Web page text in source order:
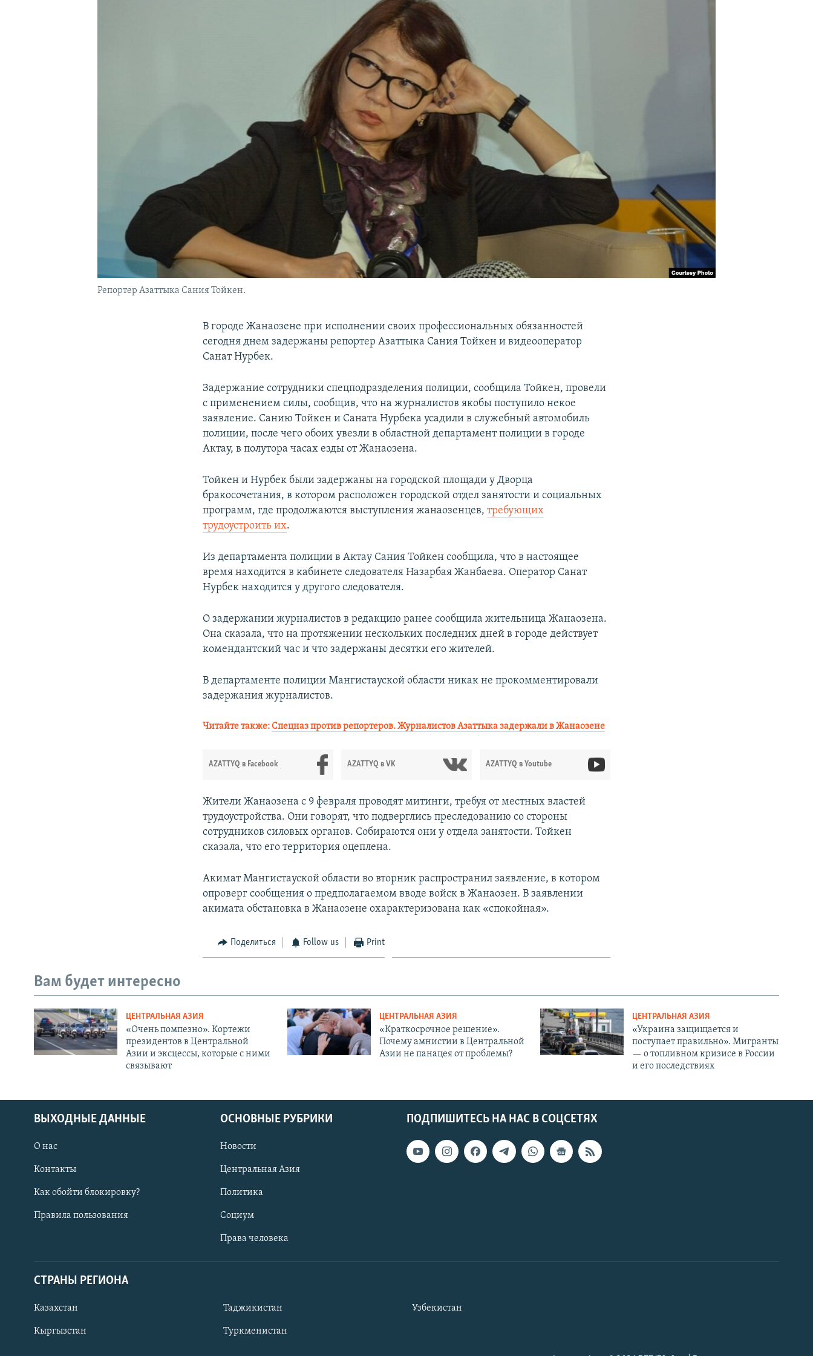
Репортер Азаттыка Сания Тойкен.
В городе Жанаозене при исполнении своих профессиональных обязанностей
сегодня днем задержаны репортер Азаттыка Сания Тойкен и видеооператор
Санат Нурбек.
Задержание сотрудники спецподразделения полиции, сообщила Тойкен, провели
с применением силы, сообщив, что на журналистов якобы поступило некое
заявление. Санию Тойкен и Саната Нурбека усадили в служебный автомобиль
полиции, после чего обоих увезли в областной департамент полиции в городе
Актау, в полутора часах езды от Жанаозена.
Тойкен и Нурбек были задержаны на городской площади у Дворца
бракосочетания, в котором расположен городской отдел занятости и социальных
программ, где продолжаются выступления жанаозенцев,требующих
трудоустроить их.
Из департамента полиции в Актау Сания Тойкен сообщила, что в настоящее
время находится в кабинете следователя Назарбая Жанбаева. Оператор Санат
Нурбек находится у другого следователя.
О задержании журналистов в редакцию ранее сообщила жительница Жанаозена.
Она сказала, что на протяжении нескольких последних дней в городе действует
комендантский час и что задержаны десятки его жителей.
В департаменте полиции Мангистауской области никак не прокомментировали
задержания журналистов.
Читайте также:Спецназ против репортеров. Журналистов Азаттыка задержали в Жанаозене
AZATTYQ в Facebook AZATTYQ в VK AZATTYQ в Youtube
Жители Жанаозена с 9 февраля проводят митинги, требуя от местных властей
трудоустройства. Они говорят, что подверглись преследованию со стороны
сотрудников силовых органов. Собираются они у отдела занятости. Тойкен
сказала, что его территория оцеплена.
Акимат Мангистауской области во вторник распространил заявление, в котором
опроверг сообщения о предполагаемом вводе войск в Жанаозен. В заявлении
акимата обстановка в Жанаозене охарактеризована как «спокойная».
Поделиться Follow us Print
Вам будет интересно
ЦЕНТРАЛЬНАЯ АЗИЯ
«Очень помпезно». Кортежи
президентов в Центральной
Азии и эксцессы, которые с ними
связывают
ЦЕНТРАЛЬНАЯ АЗИЯ
«Краткосрочное решение».
Почему амнистии в Центральной
Азии не панацея от проблемы?
ЦЕНТРАЛЬНАЯ АЗИЯ
«Украина защищается и
поступает правильно». Мигранты
— о топливном кризисе в России
и его последствиях
ПОДПИШИТЕСЬ НА НАС В СОЦСЕТЯХ
ВЫХОДНЫЕ ДАННЫЕ
О нас
Контакты
Как обойти блокировку?
Правила пользования
ОСНОВНЫЕ РУБРИКИ
Новости
Центральная Азия
Политика
Социум
Права человека
СТРАНЫ РЕГИОНА
Казахстан
Кыргызстан
Таджикистан
Туркменистан
Узбекистан